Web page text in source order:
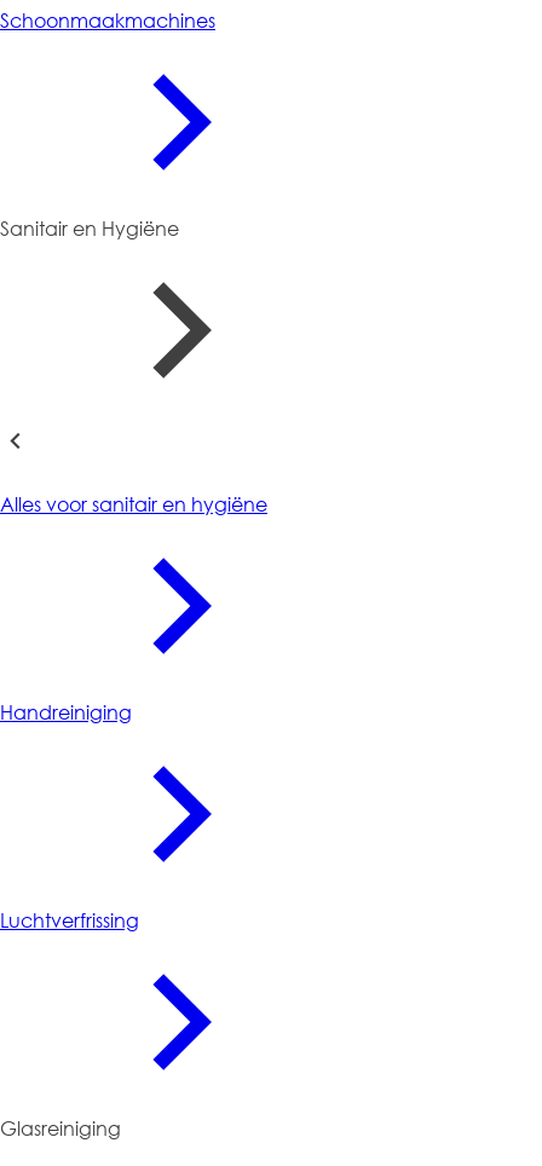
Schoonmaakmachines
Sanitair en Hygiëne
Alles voor sanitair en hygiëne
Handreiniging
Luchtverfrissing
Glasreiniging